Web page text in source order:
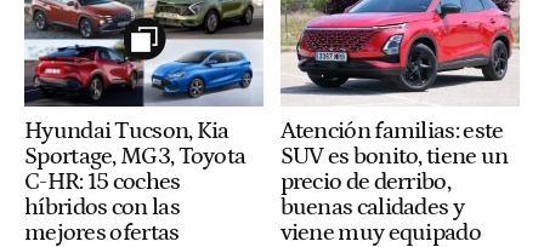
Hyundai Tucson, Kia
Sportage, MG3, Toyota
C-HR: 15 coches
híbridos con las
mejores ofertas
Atención familias: este
SUV es bonito, tiene un
precio de derribo,
buenas calidades y
viene muy equipado